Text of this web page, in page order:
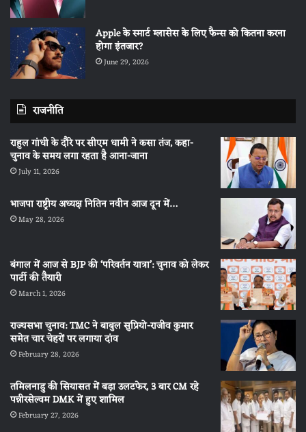
Apple के स्मार्ट ग्लासेस के लिए फैन्स को कितना करना
होगा इंतजार?
June 29, 2026
राजनीति
राहुल गांधी के दौरे पर सीएम धामी ने कसा तंज, कहा-
चुनाव के समय लगा रहता है आना-जाना
July 11, 2026
भाजपा राष्ट्रीय अध्यक्ष नितिन नवीन आज दून में…
May 28, 2026
बंगाल में आज से BJP की ‘परिवर्तन यात्रा’: चुनाव को लेकर
पार्टी की तैयारी
March 1, 2026
राज्यसभा चुनाव: TMC ने बाबुल सुप्रियो-राजीव कुमार
समेत चार चेहरों पर लगाया दांव
February 28, 2026
तमिलनाडु की सियासत में बड़ा उलटफेर, 3 बार CM रहे
पन्नीरसेल्वम DMK में हुए शामिल
February 27, 2026